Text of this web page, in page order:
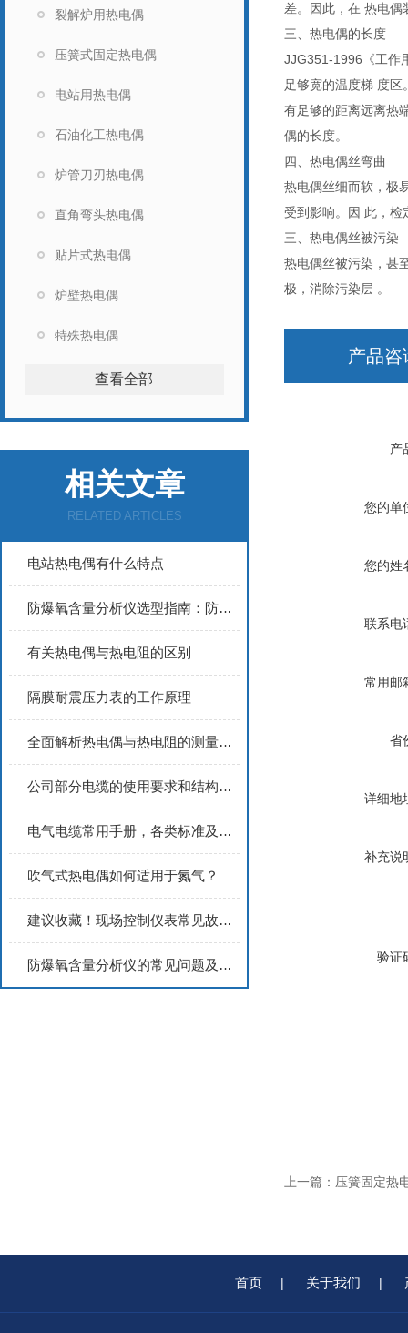
裂解炉用热电偶
压簧式固定热电偶
电站用热电偶
石油化工热电偶
炉管刀刃热电偶
直角弯头热电偶
贴片式热电偶
炉壁热电偶
特殊热电偶
查看全部
相关文章
RELATED ARTICLES
电站热电偶有什么特点
防爆氧含量分析仪选型指南：防爆等级与测量范围怎么选
有关热电偶与热电阻的区别
隔膜耐震压力表的工作原理
全面解析热电偶与热电阻的测量原理及应用特性
公司部分电缆的使用要求和结构特点1
电气电缆常用手册，各类标准及型号释义
吹气式热电偶如何适用于氮气？
建议收藏！现场控制仪表常见故障及处理方法
防爆氧含量分析仪的常见问题及解决方法
差。因此，在 热电
三、热电偶的长度
JJG351-1996《工作
足够宽的温度梯 度
有足够的距离远离热
偶的长度。
四、热电偶丝弯曲
热电偶丝细而软，极
受到影响。因 此，检
三、热电偶丝被污染
热电偶丝被污染，甚
极，消除污染层 。
产品咨
产
您的单
您的姓
联系电
常用邮
省
详细地
补充说
验证
上一篇： 压簧固定热
首页 | 关于我们 |